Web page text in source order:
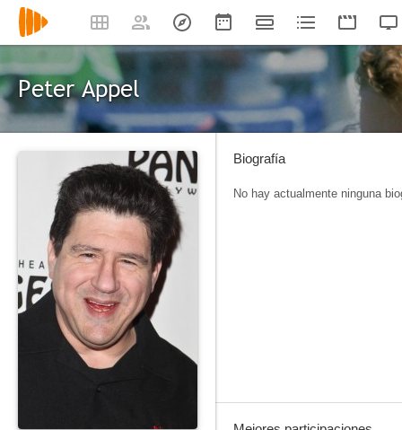
Peter Appel
Biografía
No hay actualmente ninguna